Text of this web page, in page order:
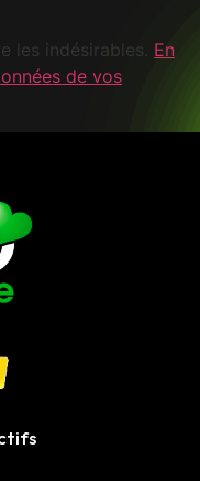
les indésirables. En
de vos